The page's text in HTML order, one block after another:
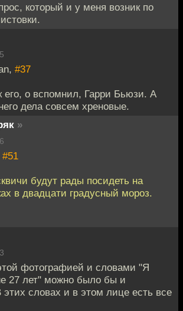
который и у меня возник по
#37
его, о вспомнил, Гарри Бьюзи. А
дела совсем хреновые.
»
#51
будут рады посидеть на
в двадцати градусный мороз.
фотографией и словами "Я
27 лет" можно было бы и
этих словах и в этом лице есть все